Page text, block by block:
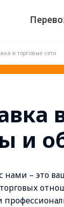
в торговые сети
и
нами – это